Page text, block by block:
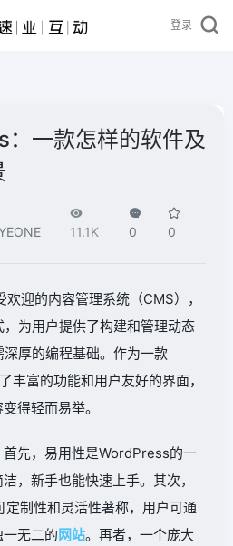
登录
一款怎样的软件及
11.1K 0 0
欢迎的内容管理系统（CMS），
，为用户提供了构建和管理动态
厚的编程基础。作为一款
丰富的功能和用户友好的界面，
得轻而易举。
先，易用性是WordPress的一
，新手也能快速上手。其次，
制性和灵活性著称，用户可通
无二的网站。再者，一个庞大